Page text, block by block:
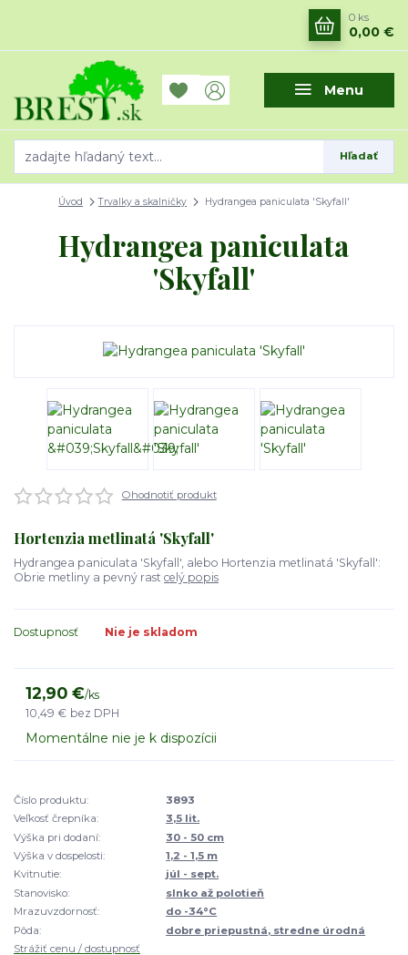
Menu
Hľadať
0 ks
0,00 €
Úvod Trvalky a skalničky Hydrangea paniculata 'Skyfall'
Hydrangea paniculata
'Skyfall'
Ohodnotiť produkt
Hortenzia metlinatá 'Skyfall'
Hydrangea paniculata 'Skyfall', alebo Hortenzia metlinatá 'Skyfall':
Obrie metliny a pevný rast celý popis
Dostupnosť Nie je skladom
12,90 €/ks
10,49 € bez DPH
Momentálne nie je k dispozícii
Číslo produktu:
3893
Veľkosť črepníka:
3,5 lit.
Výška pri dodaní:
30 - 50 cm
Výška v dospelosti:
1,2 - 1,5 m
Kvitnutie:
júl - sept.
Stanovisko:
slnko až polotieň
Mrazuvzdornosť:
do -34°C
Pôda:
dobre priepustná, stredne úrodná
Strážiť cenu / dostupnosť